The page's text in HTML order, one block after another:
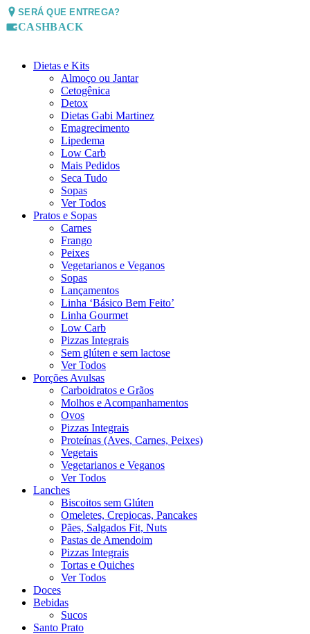
SERÁ QUE ENTREGA?
CASHBACK
Dietas e Kits
Almoço ou Jantar
Cetogênica
Detox
Dietas Gabi Martinez
Emagrecimento
Lipedema
Low Carb
Mais Pedidos
Seca Tudo
Sopas
Ver Todos
Pratos e Sopas
Carnes
Frango
Peixes
Vegetarianos e Veganos
Sopas
Lançamentos
Linha ‘Básico Bem Feito’
Linha Gourmet
Low Carb
Pizzas Integrais
Sem glúten e sem lactose
Ver Todos
Porções Avulsas
Carboidratos e Grãos
Molhos e Acompanhamentos
Ovos
Pizzas Integrais
Proteínas (Aves, Carnes, Peixes)
Vegetais
Vegetarianos e Veganos
Ver Todos
Lanches
Biscoitos sem Glúten
Omeletes, Crepiocas, Pancakes
Pães, Salgados Fit, Nuts
Pastas de Amendoim
Pizzas Integrais
Tortas e Quiches
Ver Todos
Doces
Bebidas
Sucos
Santo Prato